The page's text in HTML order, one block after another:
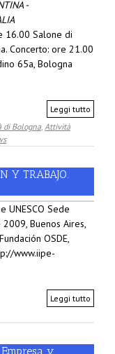
-
16.00 Salone di
Concerto: ore 21.00
65a, Bologna
Leggi tutto
di Bologna, Attività
Y TRABAJO.
UNESCO Sede
Buenos Aires,
OSDE,
www.iipe-
Leggi tutto
y